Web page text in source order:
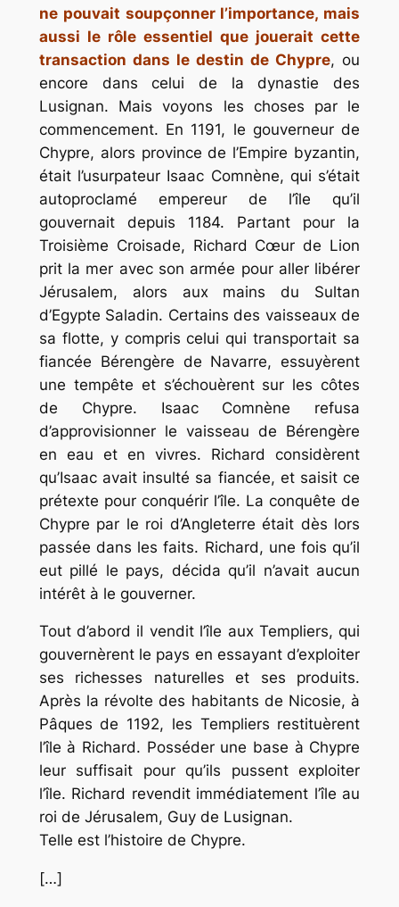
ne pouvait soupçonner l’importance, mais
aussi le rôle essentiel que jouerait cette
transaction dans le destin de Chypre, ou
encore dans celui de la dynastie des
Lusignan. Mais voyons les choses par le
commencement. En 1191, le gouverneur de
Chypre, alors province de l’Empire byzantin,
était l’usurpateur Isaac Comnène, qui s’était
autoproclamé empereur de l’île qu’il
gouvernait depuis 1184. Partant pour la
Troisième Croisade, Richard Cœur de Lion
prit la mer avec son armée pour aller libérer
Jérusalem, alors aux mains du Sultan
d’Egypte Saladin. Certains des vaisseaux de
sa flotte, y compris celui qui transportait sa
fiancée Bérengère de Navarre, essuyèrent
une tempête et s’échouèrent sur les côtes
de Chypre. Isaac Comnène refusa
d’approvisionner le vaisseau de Bérengère
en eau et en vivres. Richard considèrent
qu’Isaac avait insulté sa fiancée, et saisit ce
prétexte pour conquérir l’île. La conquête de
Chypre par le roi d’Angleterre était dès lors
passée dans les faits. Richard, une fois qu’il
eut pillé le pays, décida qu’il n’avait aucun
intérêt à le gouverner.
Tout d’abord il vendit l’île aux Templiers, qui
gouvernèrent le pays en essayant d’exploiter
ses richesses naturelles et ses produits.
Après la révolte des habitants de Nicosie, à
Pâques de 1192, les Templiers restituèrent
l’île à Richard. Posséder une base à Chypre
leur suffisait pour qu’ils pussent exploiter
l’île. Richard revendit immédiatement l’île au
roi de Jérusalem, Guy de Lusignan.
Telle est l’histoire de Chypre.
[…]